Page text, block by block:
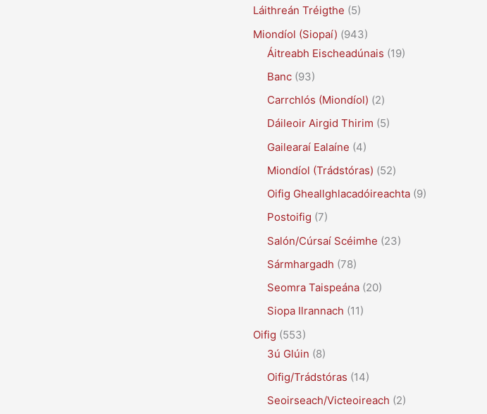
Láithreán Tréigthe (5)
Miondíol (Siopaí) (943)
Áitreabh Eischeadúnais (19)
Banc (93)
Carrchlós (Miondíol) (2)
Dáileoir Airgid Thirim (5)
Gailearaí Ealaíne (4)
Miondíol (Trádstóras) (52)
Oifig Gheallghlacadóireachta (9)
Postoifig (7)
Salón/Cúrsaí Scéimhe (23)
Sármhargadh (78)
Seomra Taispeána (20)
Siopa Ilrannach (11)
Oifig (553)
3ú Glúin (8)
Oifig/Trádstóras (14)
Seoirseach/Victeoireach (2)